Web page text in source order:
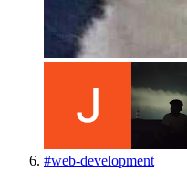
#web-development